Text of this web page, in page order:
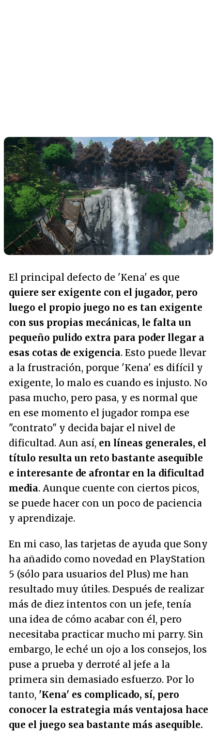
El principal defecto de 'Kena' es que
quiere ser exigente con el jugador, pero
luego el propio juego no es tan exigente
con sus propias mecánicas, le falta un
pequeño pulido extra para poder llegar a
esas cotas de exigencia. Esto puede llevar
a la frustración, porque 'Kena' es difícil y
exigente, lo malo es cuando es injusto. No
pasa mucho, pero pasa, y es normal que
en ese momento el jugador rompa ese
"contrato" y decida bajar el nivel de
dificultad. Aun así, en líneas generales, el
título resulta un reto bastante asequible
e interesante de afrontar en la dificultad
media. Aunque cuente con ciertos picos,
se puede hacer con un poco de paciencia
y aprendizaje.
En mi caso, las tarjetas de ayuda que Sony
ha añadido como novedad en PlayStation
5 (sólo para usuarios del Plus) me han
resultado muy útiles. Después de realizar
más de diez intentos con un jefe, tenía
una idea de cómo acabar con él, pero
necesitaba practicar mucho mi parry. Sin
embargo, le eché un ojo a los consejos, los
puse a prueba y derroté al jefe a la
primera sin demasiado esfuerzo. Por lo
tanto, 'Kena' es complicado, sí, pero
conocer la estrategia más ventajosa hace
que el juego sea bastante más asequible.